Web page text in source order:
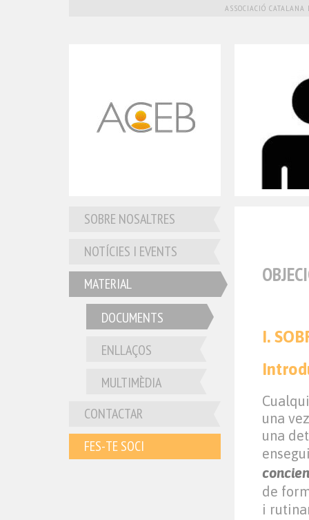
ASSOCIACIÓ
SOBRE NOSALTRES
NOTÍCIES I EVENTS
MATERIAL
DOCUMENTS
ENLLAÇOS
MULTIMÈDIA
CONTACTAR
FES-TE SOCI
I.
una
una
de
i